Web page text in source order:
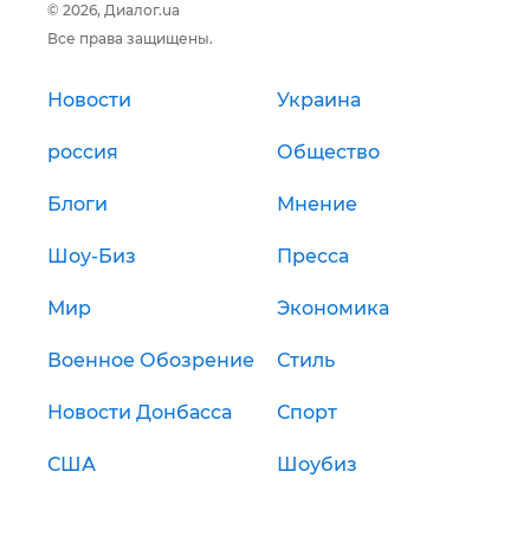
© 2026, Диалог.ua
Все права защищены.
Новости Украина
россия Общество
Блоги Мнение
Шоу-Биз Пресса
Мир Экономика
Военное Обозрение Стиль
Новости Донбасса Спорт
США Шоубиз